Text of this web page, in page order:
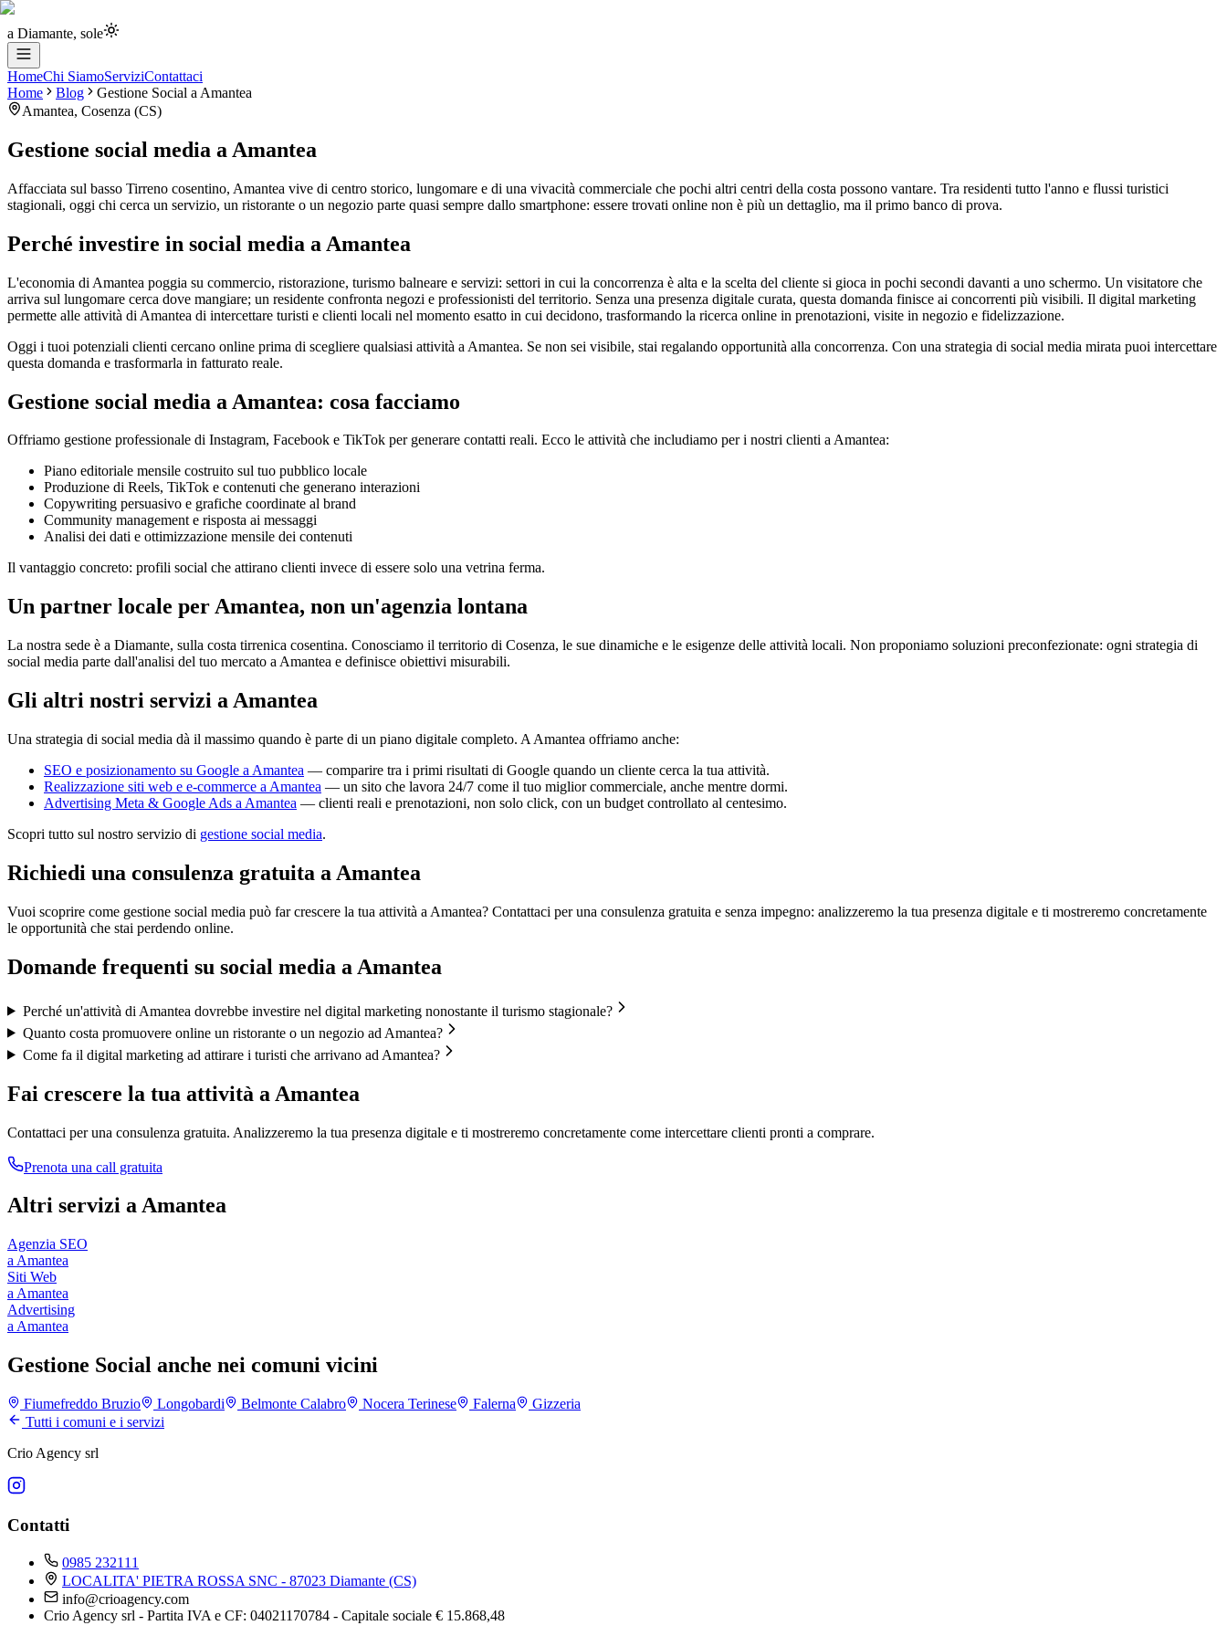
a Diamante, sole
HomeChi SiamoServiziContattaci
Home
Blog Gestione Social a Amantea
Amantea, Cosenza (CS)
Gestione social media a Amantea
Affacciata sul basso Tirreno cosentino, Amantea vive di centro storico, lungomare e di una vivacità commerciale che pochi altri centri della costa possono vantare. Tra residenti tutto l'anno e flussi turistici
stagionali, oggi chi cerca un servizio, un ristorante o un negozio parte quasi sempre dallo smartphone: essere trovati online non è più un dettaglio, ma il primo banco di prova.
Perché investire in social media a Amantea
L'economia di Amantea poggia su commercio, ristorazione, turismo balneare e servizi: settori in cui la concorrenza è alta e la scelta del cliente si gioca in pochi secondi davanti a uno schermo. Un visitatore che
arriva sul lungomare cerca dove mangiare; un residente confronta negozi e professionisti del territorio. Senza una presenza digitale curata, questa domanda finisce ai concorrenti più visibili. Il digital marketing
permette alle attività di Amantea di intercettare turisti e clienti locali nel momento esatto in cui decidono, trasformando la ricerca online in prenotazioni, visite in negozio e fidelizzazione.
Oggi i tuoi potenziali clienti cercano online prima di scegliere qualsiasi attività a Amantea. Se non sei visibile, stai regalando opportunità alla concorrenza. Con una strategia di social media mirata puoi intercettare
questa domanda e trasformarla in fatturato reale.
Gestione social media a Amantea: cosa facciamo
Offriamo gestione professionale di Instagram, Facebook e TikTok per generare contatti reali. Ecco le attività che includiamo per i nostri clienti a Amantea:
Piano editoriale mensile costruito sul tuo pubblico locale
Produzione di Reels, TikTok e contenuti che generano interazioni
Copywriting persuasivo e grafiche coordinate al brand
Community management e risposta ai messaggi
Analisi dei dati e ottimizzazione mensile dei contenuti
Il vantaggio concreto: profili social che attirano clienti invece di essere solo una vetrina ferma.
Un partner locale per Amantea, non un'agenzia lontana
La nostra sede è a Diamante, sulla costa tirrenica cosentina. Conosciamo il territorio di Cosenza, le sue dinamiche e le esigenze delle attività locali. Non proponiamo soluzioni preconfezionate: ogni strategia di
social media parte dall'analisi del tuo mercato a Amantea e definisce obiettivi misurabili.
Gli altri nostri servizi a Amantea
Una strategia di social media dà il massimo quando è parte di un piano digitale completo. A Amantea offriamo anche:
SEO e posizionamento su Google a Amantea — comparire tra i primi risultati di Google quando un cliente cerca la tua attività.
Realizzazione siti web e e-commerce a Amantea — un sito che lavora 24/7 come il tuo miglior commerciale, anche mentre dormi.
Advertising Meta & Google Ads a Amantea — clienti reali e prenotazioni, non solo click, con un budget controllato al centesimo.
Scopri tutto sul nostro servizio di gestione social media.
Richiedi una consulenza gratuita a Amantea
Vuoi scoprire come gestione social media può far crescere la tua attività a Amantea? Contattaci per una consulenza gratuita e senza impegno: analizzeremo la tua presenza digitale e ti mostreremo concretamente
le opportunità che stai perdendo online.
Domande frequenti su social media a Amantea
Perché un'attività di Amantea dovrebbe investire nel digital marketing nonostante il turismo stagionale?
Quanto costa promuovere online un ristorante o un negozio ad Amantea?
Come fa il digital marketing ad attirare i turisti che arrivano ad Amantea?
Fai crescere la tua attività a Amantea
Contattaci per una consulenza gratuita. Analizzeremo la tua presenza digitale e ti mostreremo concretamente come intercettare clienti pronti a comprare.
Prenota una call gratuita
Altri servizi aAmantea
Agenzia SEO
a Amantea
Siti Web
a Amantea
Advertising
a Amantea
Gestione Social anche nei comuni vicini
Fiumefreddo Bruzio Longobardi Belmonte Calabro Nocera Terinese Falerna
Gizzeria
Tutti i comuni e i servizi
Crio Agency srl
Contatti
0985 232111
LOCALITA' PIETRA ROSSA SNC - 87023 Diamante (CS)
info@crioagency.com
Crio Agency srl - Partita IVA e CF: 04021170784 - Capitale sociale € 15.868,48